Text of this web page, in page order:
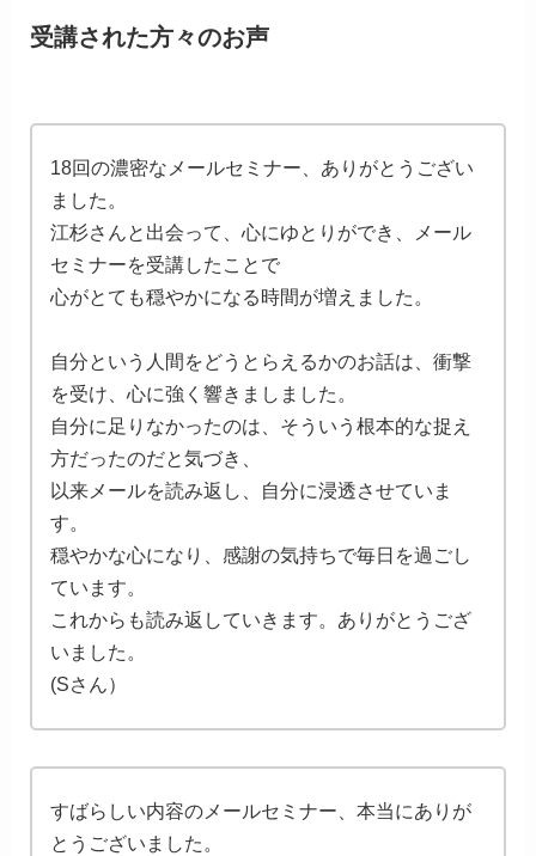
受講された方々のお声
18回の濃密なメールセミナー、ありがとうござい
ました。
江杉さんと出会って、心にゆとりができ、メール
セミナーを受講したことで
心がとても穏やかになる時間が増えました。
自分という人間をどうとらえるかのお話は、衝撃
を受け、心に強く響きましました。
自分に足りなかったのは、そういう根本的な捉え
方だったのだと気づき、
以来メールを読み返し、自分に浸透させていま
す。
穏やかな心になり、感謝の気持ちで毎日を過ごし
ています。
これからも読み返していきます。ありがとうござ
いました。
(Sさん）
すばらしい内容のメールセミナー、本当にありが
とうございました。